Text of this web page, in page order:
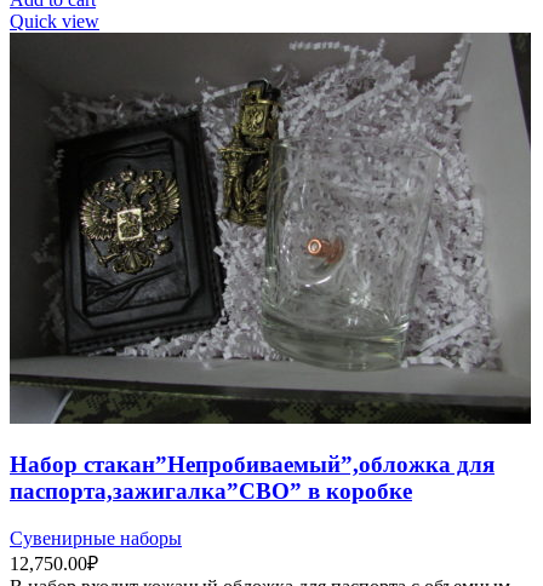
Quick view
Набор стакан”Непробиваемый”,обложка для
паспорта,зажигалка”СВО” в коробке
Сувенирные наборы
12,750.00₽